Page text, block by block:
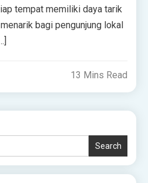
tempat memiliki daya tarik
bagi pengunjung lokal
13 Mins Read
Search